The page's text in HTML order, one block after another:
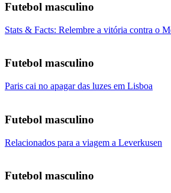
Futebol masculino
Stats & Facts: Relembre a vitória contra o
Futebol masculino
Paris cai no apagar das luzes em Lisboa
Futebol masculino
Relacionados para a viagem a Leverkusen
Futebol masculino